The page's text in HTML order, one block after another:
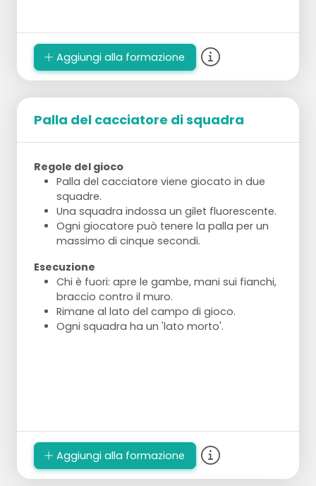
Aggiungi alla formazione
Palla del cacciatore di squadra
Regole del gioco
Palla del cacciatore viene giocato in due
squadre.
Una squadra indossa un gilet fluorescente.
Ogni giocatore può tenere la palla per un
massimo di cinque secondi.
Esecuzione
Chi è fuori: apre le gambe, mani sui fianchi,
braccio contro il muro.
Rimane al lato del campo di gioco.
Ogni squadra ha un 'lato morto'.
Aggiungi alla formazione